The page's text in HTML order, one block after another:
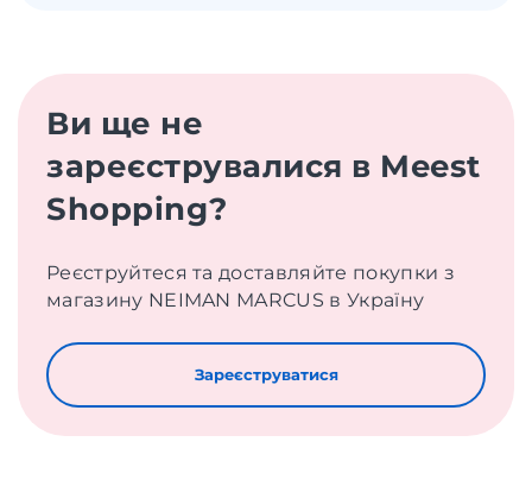
Ви ще не
зареєструвалися в Meest
Shopping?
Реєструйтеся та доставляйте покупки з
магазину NEIMAN MARCUS в Україну
Зареєструватися